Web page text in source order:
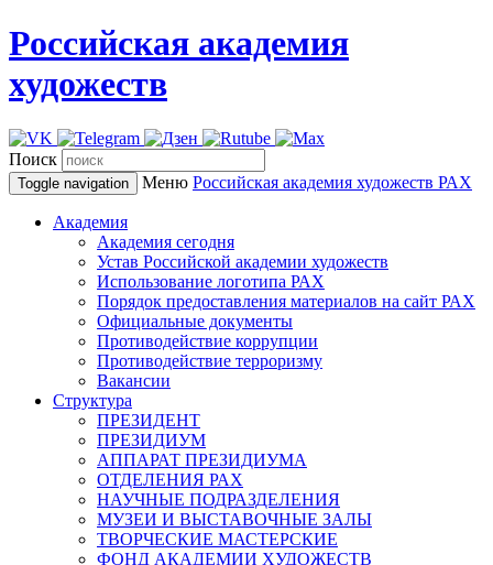
Российская академия
художеств
Поиск
Toggle navigation Меню Российская академия художеств РАХ
Академия
Академия сегодня
Устав Российской академии художеств
Использование логотипа РАХ
Порядок предоставления материалов на сайт РАХ
Официальные документы
Противодействие коррупции
Противодействие терроризму
Вакансии
Структура
ПРЕЗИДЕНТ
ПРЕЗИДИУМ
АППАРАТ ПРЕЗИДИУМА
ОТДЕЛЕНИЯ РАХ
НАУЧНЫЕ ПОДРАЗДЕЛЕНИЯ
МУЗЕИ И ВЫСТАВОЧНЫЕ ЗАЛЫ
ТВОРЧЕСКИЕ МАСТЕРСКИЕ
ФОНД АКАДЕМИИ ХУДОЖЕСТВ